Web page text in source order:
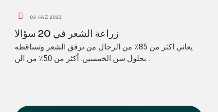
02 HAZ 2023
زراعة الشعر في 20 سؤالا
يعاني أكثر من 85٪ من الرجال من ترقق الشعر وتساقطه
بحلول سن الخمسين. أكثر من 50٪ من الن...